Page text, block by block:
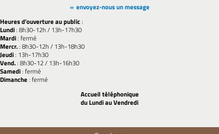
envoyez-nous un message
Heures d’ouverture au public :
Lundi : 8h30-12h / 13h-17h30
Mardi : fermé
Mercr. : 8h30-12h / 13h-18h30
Jeudi : 13h-17h30
Vend. : 8h30-12 / 13h-16h30
Samedi : fermé
Dimanche : fermé
Accueil téléphonique
du Lundi au Vendredi